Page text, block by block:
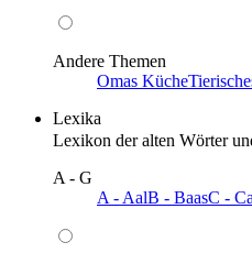
Andere Themen
Omas Küche
Lexika
Lexikon der alten Wörter
A - G
A - AalB - BaasC -